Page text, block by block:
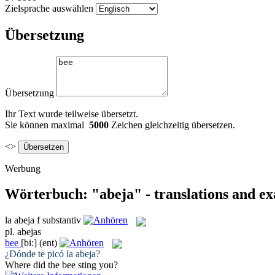
Zielsprache auswählen
Übersetzung
Übersetzung
Ihr Text wurde teilweise übersetzt.
Sie können maximal 5000 Zeichen gleichzeitig übersetzen.
<>
Werbung
Wörterbuch: "abeja" - translations and
la abeja f substantiv
pl. abejas
bee [bi:] (ent)
¿Dónde te picó la abeja?
Where did the bee sting you?